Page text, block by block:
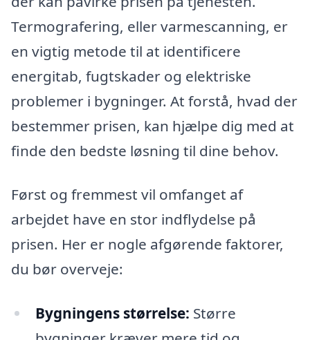
Termografering, eller varmescanning, er
en vigtig metode til at identificere
energitab, fugtskader og elektriske
problemer i bygninger. At forstå, hvad der
bestemmer prisen, kan hjælpe dig med at
finde den bedste løsning til dine behov.
Først og fremmest vil omfanget af
arbejdet have en stor indflydelse på
prisen. Her er nogle afgørende faktorer,
du bør overveje:
Bygningens størrelse: Større